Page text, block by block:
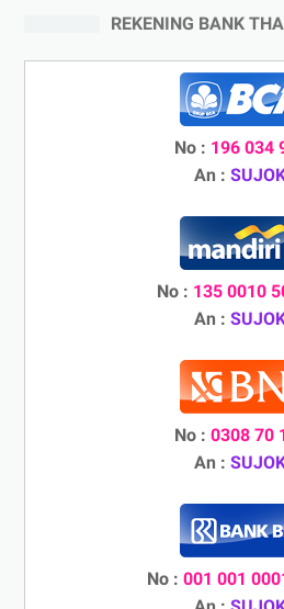
REKENING BANK
No : 196 034
An :
No : 135 0010
An :
No : 0308 70
An :
No : 001 001